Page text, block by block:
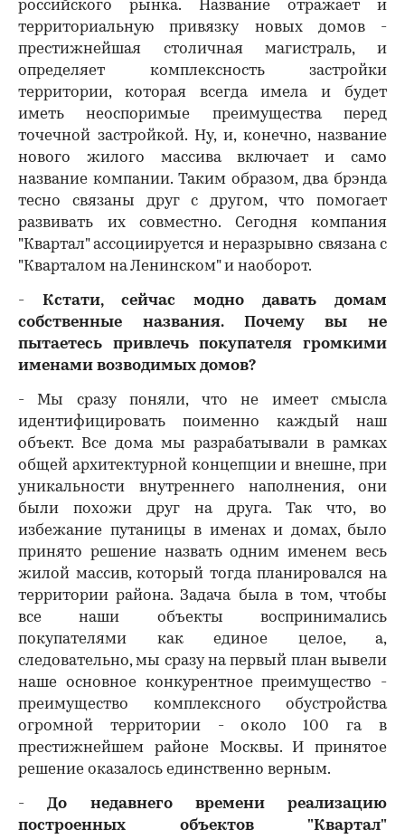
российского рынка. Название отражает и
территориальную привязку новых домов -
престижнейшая столичная магистраль, и
определяет комплексность застройки
территории, которая всегда имела и будет
иметь неоспоримые преимущества перед
точечной застройкой. Ну, и, конечно, название
нового жилого массива включает и само
название компании. Таким образом, два брэнда
тесно связаны друг с другом, что помогает
развивать их совместно. Сегодня компания
"Квартал" ассоциируется и неразрывно связана с
"Кварталом на Ленинском" и наоборот.
- Кстати, сейчас модно давать домам
собственные названия. Почему вы не
пытаетесь привлечь покупателя громкими
именами возводимых домов?
- Мы сразу поняли, что не имеет смысла
идентифицировать поименно каждый наш
объект. Все дома мы разрабатывали в рамках
общей архитектурной концепции и внешне, при
уникальности внутреннего наполнения, они
были похожи друг на друга. Так что, во
избежание путаницы в именах и домах, было
принято решение назвать одним именем весь
жилой массив, который тогда планировался на
территории района. Задача была в том, чтобы
все наши объекты воспринимались
покупателями как единое целое, а,
следовательно, мы сразу на первый план вывели
наше основное конкурентное преимущество -
преимущество комплексного обустройства
огромной территории - около 100 га в
престижнейшем районе Москвы. И принятое
решение оказалось единственно верным.
-До недавнего времени реализацию
построенных объектов "Квартал"